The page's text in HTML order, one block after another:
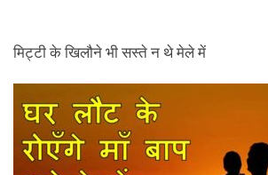
मिट्टी के खिलौने भी सस्ते न थे मेले में